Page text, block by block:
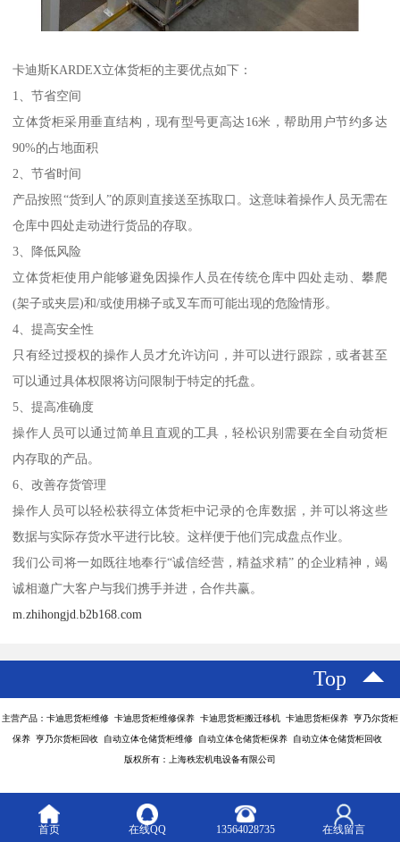
卡迪斯KARDEX立体货柜的主要优点如下：
1、节省空间
立体货柜采用垂直结构，现有型号更高达16米，帮助用户节约多达
90%的占地面积
2、节省时间
产品按照“货到人”的原则直接送至拣取口。这意味着操作人员无需在
仓库中四处走动进行货品的存取。
3、降低风险
立体货柜使用户能够避免因操作人员在传统仓库中四处走动、攀爬
(架子或夹层)和/或使用梯子或叉车而可能出现的危险情形。
4、提高安全性
只有经过授权的操作人员才允许访问，并可以进行跟踪，或者甚至
可以通过具体权限将访问限制于特定的托盘。
5、提高准确度
操作人员可以通过简单且直观的工具，轻松识别需要在全自动货柜
内存取的产品。
6、改善存货管理
操作人员可以轻松获得立体货柜中记录的仓库数据，并可以将这些
数据与实际存货水平进行比较。这样便于他们完成盘点作业。
我们公司将一如既往地奉行“诚信经营，精益求精” 的企业精神，竭
诚相邀广大客户与我们携手并进，合作共赢。
m.zhihongjd.b2b168.com
Top
主营产品：卡迪思货柜维修 卡迪思货柜维修保养 卡迪思货柜搬迁移机 卡迪思货柜保养 亨乃尔货柜
保养 亨乃尔货柜回收 自动立体仓储货柜维修 自动立体仓储货柜保养 自动立体仓储货柜回收
版权所有：上海秩宏机电设备有限公司
首页 在线QQ 13564028735 在线留言